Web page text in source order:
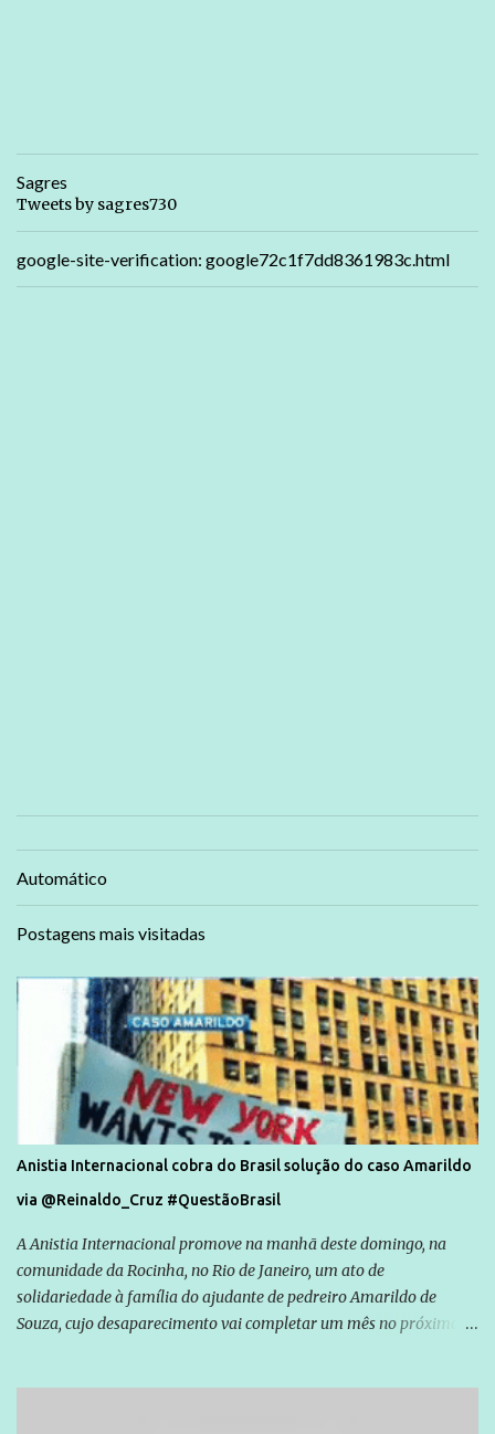
Sagres
Tweets by sagres730
google-site-verification: google72c1f7dd8361983c.html
Automático
Postagens mais visitadas
Anistia Internacional cobra do Brasil solução do caso Amarildo
via @Reinaldo_Cruz #QuestãoBrasil
A Anistia Internacional promove na manhã deste domingo, na
comunidade da Rocinha, no Rio de Janeiro, um ato de
solidariedade à família do ajudante de pedreiro Amarildo de
Souza, cujo desaparecimento vai completar um mês no próximo